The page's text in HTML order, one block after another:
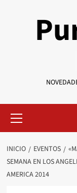
primario
INICIO EVENTOS
SEMANA EN LOS
AMERICA 2014